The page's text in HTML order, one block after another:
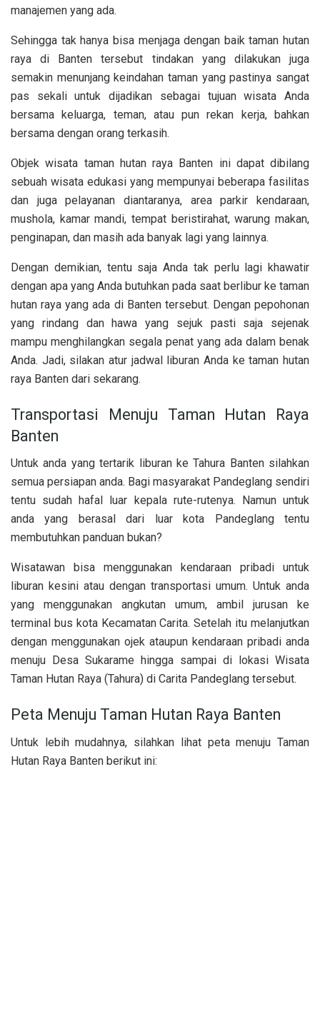
manajemen yang ada.
Sehingga tak hanya bisa menjaga dengan baik taman hutan
raya di Banten tersebut tindakan yang dilakukan juga
semakin menunjang keindahan taman yang pastinya sangat
pas sekali untuk dijadikan sebagai tujuan wisata Anda
bersama keluarga, teman, atau pun rekan kerja, bahkan
bersama dengan orang terkasih.
Objek wisata taman hutan raya Banten ini dapat dibilang
sebuah wisata edukasi yang mempunyai beberapa fasilitas
dan juga pelayanan diantaranya, area parkir kendaraan,
mushola, kamar mandi, tempat beristirahat, warung makan,
penginapan, dan masih ada banyak lagi yang lainnya.
Dengan demikian, tentu saja Anda tak perlu lagi khawatir
dengan apa yang Anda butuhkan pada saat berlibur ke taman
hutan raya yang ada di Banten tersebut. Dengan pepohonan
yang rindang dan hawa yang sejuk pasti saja sejenak
mampu menghilangkan segala penat yang ada dalam benak
Anda. Jadi, silakan atur jadwal liburan Anda ke taman hutan
raya Banten dari sekarang.
Transportasi Menuju Taman Hutan Raya
Banten
Untuk anda yang tertarik liburan ke Tahura Banten silahkan
semua persiapan anda. Bagi masyarakat Pandeglang sendiri
tentu sudah hafal luar kepala rute-rutenya. Namun untuk
anda yang berasal dari luar kota Pandeglang tentu
membutuhkan panduan bukan?
Wisatawan bisa menggunakan kendaraan pribadi untuk
liburan kesini atau dengan transportasi umum. Untuk anda
yang menggunakan angkutan umum, ambil jurusan ke
terminal bus kota Kecamatan Carita. Setelah itu melanjutkan
dengan menggunakan ojek ataupun kendaraan pribadi anda
menuju Desa Sukarame hingga sampai di lokasi Wisata
Taman Hutan Raya (Tahura) di Carita Pandeglang tersebut.
Peta Menuju Taman Hutan Raya Banten
Untuk lebih mudahnya, silahkan lihat peta menuju Taman
Hutan Raya Banten berikut ini: